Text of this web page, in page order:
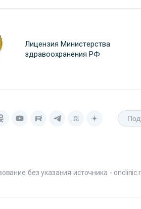
Лицензия Министерства
здравоохранения РФ
без указания источника -